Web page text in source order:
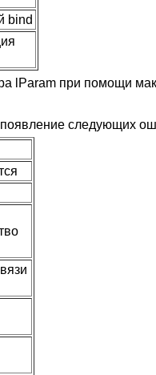
bind
lParam при помощи
следующих